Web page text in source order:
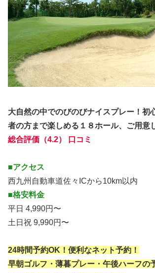
大自然の中でのびのびナイスプレー！初
者の方まで楽しめる１８ホール、ご用意
総合評価（4.2） 口コミ
■アクセス
西九州自動車道佐々ICから10km以内
■格安料金
平日 4,990円〜
土日祝 9,990円〜
24時間予約OK！便利なネット予約！
早朝ゴルフ・薄暮プレー・午後ハーフの